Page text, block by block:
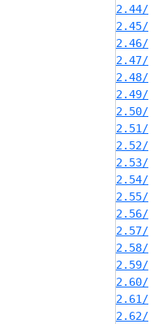
2.44/
2.45/
2.46/
2.47/
2.48/
2.49/
2.50/
2.51/
2.52/
2.53/
2.54/
2.55/
2.56/
2.57/
2.58/
2.59/
2.60/
2.61/
2.62/